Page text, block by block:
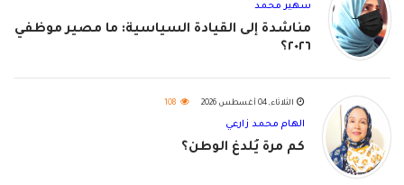
سهير محمد
مناشدة إلى القيادة السياسية: ما مصير موظفي
٢٠٢٦؟
الثلاثاء, 04 أغسطس 2026 108
الهام محمد زارعي
كم مرة يُلدغ الوطن؟